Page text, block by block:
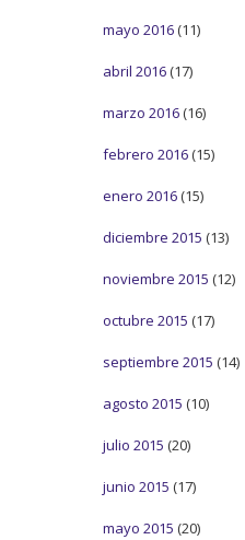
mayo 2016 (11)
abril 2016 (17)
marzo 2016 (16)
febrero 2016 (15)
enero 2016 (15)
diciembre 2015 (13)
noviembre 2015 (12)
octubre 2015 (17)
septiembre 2015 (14)
agosto 2015 (10)
julio 2015 (20)
junio 2015 (17)
mayo 2015 (20)